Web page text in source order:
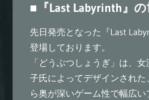
■ 『Last Labyrinth』
先日発売となった『Last
登場しております。
「どうぶつしょうぎ」は、
子氏によってデザインされ
ら奥が深いゲーム性で幅広い